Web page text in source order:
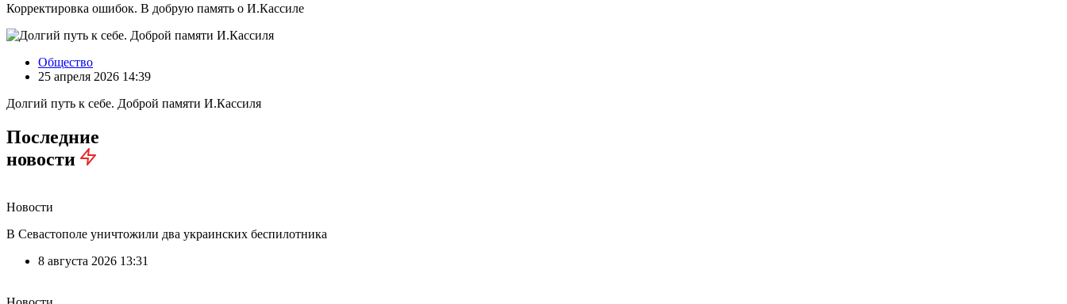
Корректировка ошибок. В добрую память о И.Кассиле
Общество
25 апреля 2026 14:39
Долгий путь к себе. Доброй памяти И.Кассиля
Последние
новости
Новости
В Севастополе уничтожили два украинских беспилотника
8 августа 2026 13:31